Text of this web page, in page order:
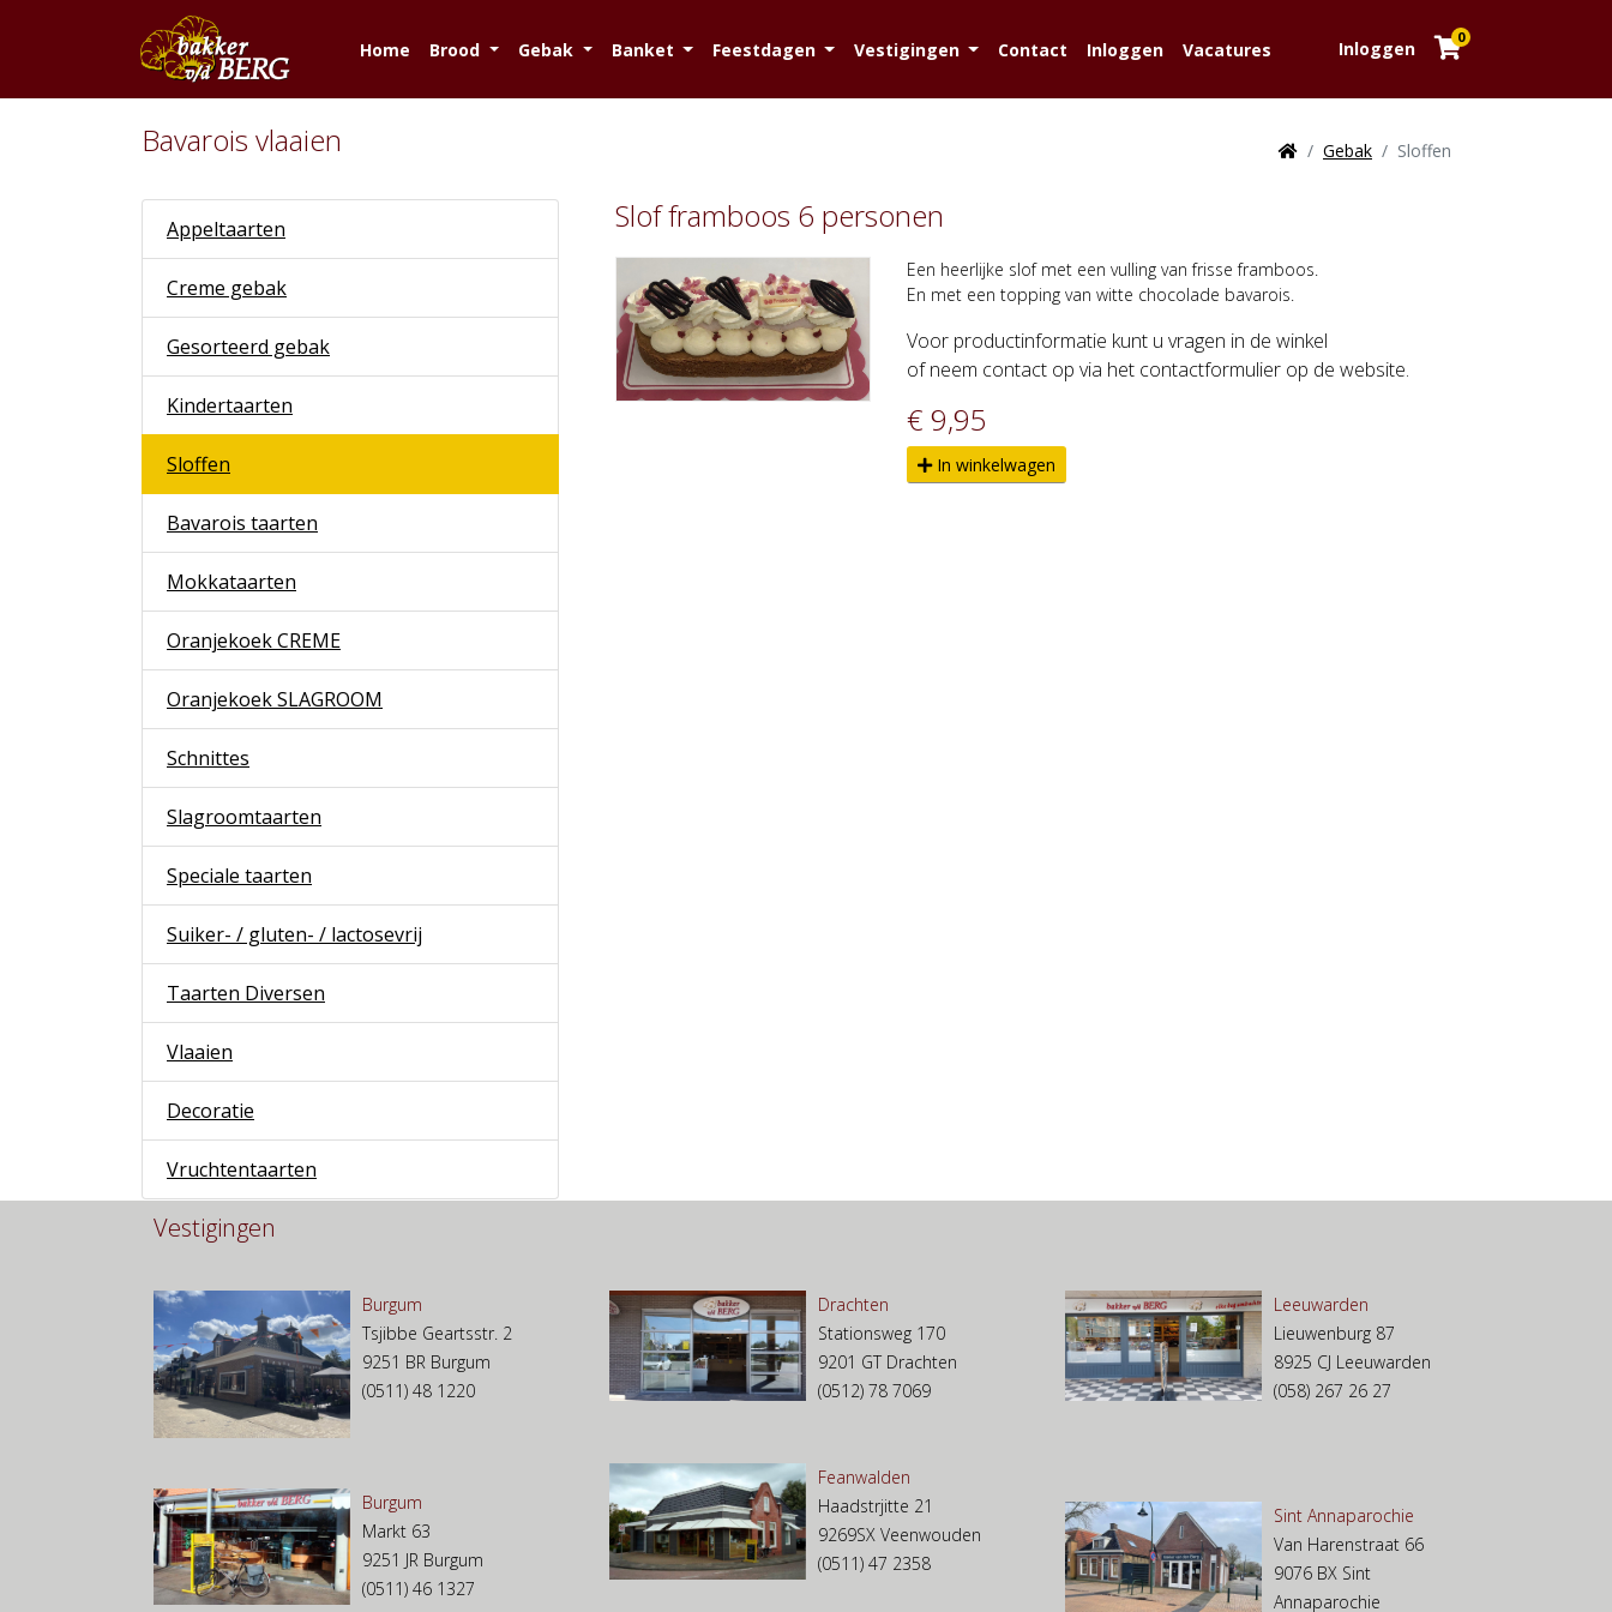
Home Brood Gebak Banket Feestdagen Vestigingen Contact Inloggen Vacatures Inloggen
0
Gebak Sloffen
Bavarois vlaaien
Appeltaarten
Creme gebak
Gesorteerd gebak
Kindertaarten
Sloffen
Bavarois taarten
Mokkataarten
Oranjekoek CREME
Oranjekoek SLAGROOM
Schnittes
Slagroomtaarten
Speciale taarten
Suiker- / gluten- / lactosevrij
Taarten Diversen
Vlaaien
Decoratie
Vruchtentaarten
Slof framboos 6 personen
Een heerlijke slof met een vulling van frisse framboos.
En met een topping van witte chocolade bavarois.
Voor productinformatie kunt u vragen in de winkel
of neem contact op via het contactformulier op de website.
€ 9,95
In winkelwagen
Vestigingen
Burgum
Tsjibbe Geartsstr. 2
9251 BR Burgum
(0511) 48 1220
Burgum
Markt 63
9251 JR Burgum
(0511) 46 1327
Drachten
Stationsweg 170
9201 GT Drachten
(0512) 78 7069
Feanwalden
Haadstrjitte 21
9269SX Veenwouden
(0511) 47 2358
Leeuwarden
Lieuwenburg 87
8925 CJ Leeuwarden
(058) 267 26 27
Sint Annaparochie
Van Harenstraat 66
9076 BX Sint
Annaparochie